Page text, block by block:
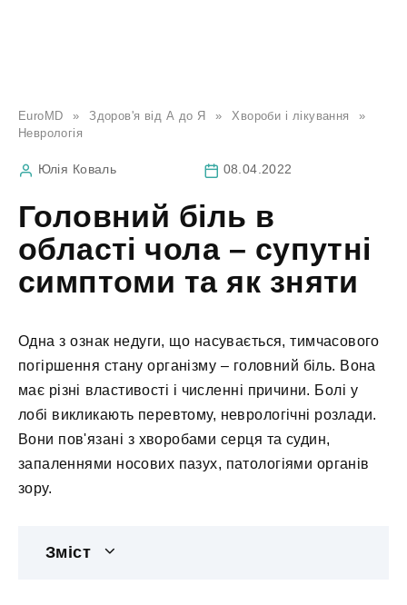
EuroMD » Здоров'я від А до Я » Хвороби і лікування
»
Неврологія
Юлія Коваль 08.04.2022
Головний біль в
області чола – супутні
симптоми та як зняти
Одна з ознак недуги, що насувається, тимчасового
погіршення стану організму – головний біль. Вона
має різні властивості і численні причини. Болі у
лобі викликають перевтому, неврологічні розлади.
Вони пов'язані з хворобами серця та судин,
запаленнями носових пазух, патологіями органів
зору.
Зміст